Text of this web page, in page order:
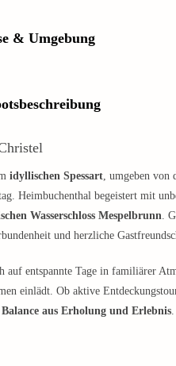
& Umgebung
idyllischen Spessart , umgeben
Heimbuchenthal begeistert mit
Wasserschloss Mespelbrunn .
und herzliche
auf entspannte Tage in familiärer
einlädt. Ob aktive
Balance aus Erholung und Erlebnis